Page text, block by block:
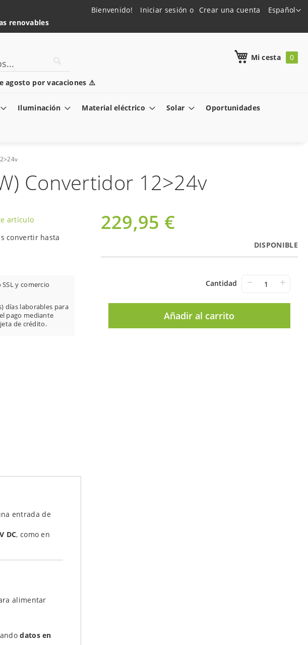
Lenguaje
Español
Bienvenido! Iniciar sesión Crear una cuenta
renovables
agosto por vacaciones ⚠️
Mi cesta
Iluminación Material eléctrico Solar Oportunidades
Convertidor 12>24v
229,95 €
DISPONIBLE
Cantidad − +
Añadir al carrito
artículo
convertir hasta
y comercio
días laborables para
pago mediante
de crédito.
entrada de
DC, como en
alimentar
datos en